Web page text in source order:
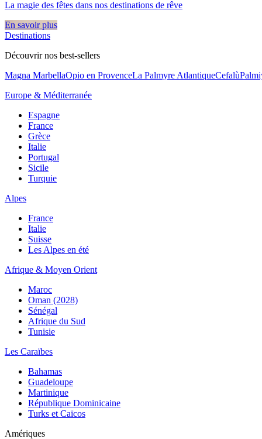
La magie des fêtes dans nos destinations de rêve​
En savoir plus
Destinations
Découvrir nos best-sellers
Magna MarbellaOpio en ProvenceLa Palmyre AtlantiqueCefalù
Europe & Méditerranée
Espagne
France
Grèce
Italie
Portugal
Sicile
Turquie
Alpes
France
Italie
Suisse
Les Alpes en été
Afrique & Moyen Orient
Maroc
Oman (2028)
Sénégal
Afrique du Sud
Tunisie
Les Caraïbes
Bahamas
Guadeloupe
Martinique
République Dominicaine
Turks et Caïcos
Amériques